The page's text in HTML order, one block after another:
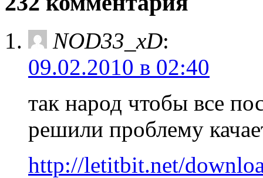
NOD33_xD:
09.02.2010 в 02:40
так народ чтобы все
решили проблему
http://letitbit.net/